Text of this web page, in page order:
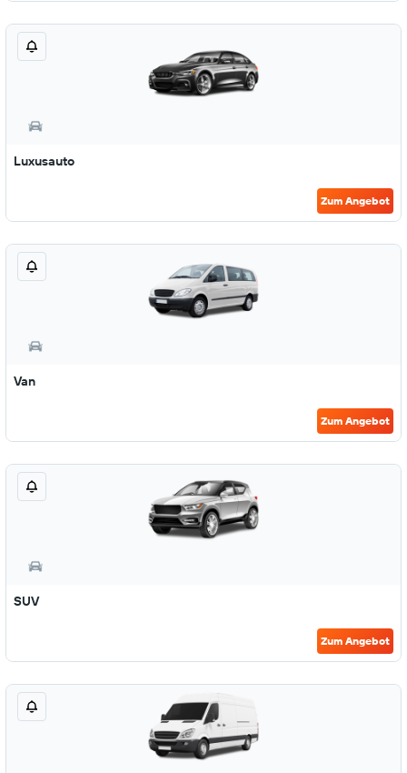
Luxusauto
Zum Angebot
Van
Zum Angebot
SUV
Zum Angebot